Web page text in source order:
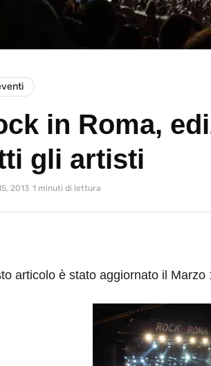
in Roma,
gli artisti
2013 1 minuti di lettura
articolo è stato aggiornato il Marzo